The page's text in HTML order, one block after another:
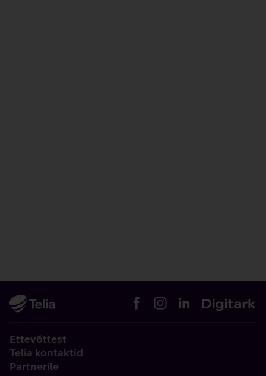
Ettevõttest
Telia kontaktid
Partnerile